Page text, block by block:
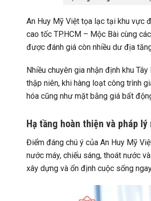
An Huy Mỹ Việt tọa lạc tại khu vực
cao tốc TP.HCM – Mộc Bài cùng
được đánh giá còn nhiều dư địa
Nhiều chuyên gia nhận định khu
thập niên, khi hàng loạt công trình
hóa cũng như mặt bằng giá bất
Hạ tầng hoàn thiện và pháp
Điểm đáng chú ý của An Huy Mỹ
nước máy, chiếu sáng, thoát nước
xây dựng và ổn định cuộc sống